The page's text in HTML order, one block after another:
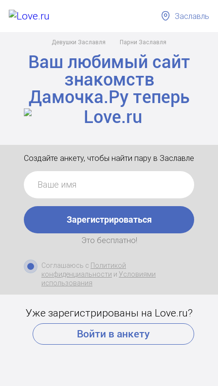
Девушки Заславля Парни Заславля
Заславль
Ваш любимый сайт
знакомств
Дамочка.Рутеперь
Создайте анкету, чтобы найти пару в Заславле
Зарегистрироваться
Это бесплатно!
Соглашаюсь с Политикой
конфиденциальности и Условиями
использования
Уже зарегистрированы на Love.ru?
Войти в анкету